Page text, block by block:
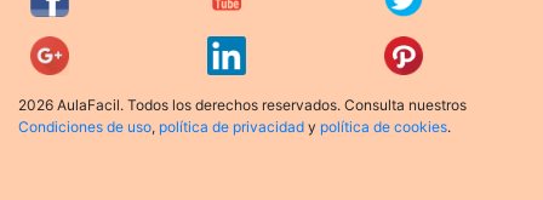
2026 AulaFacil. Todos los derechos reservados. Consulta nuestros
Condiciones de uso, política de privacidad y política de cookies.